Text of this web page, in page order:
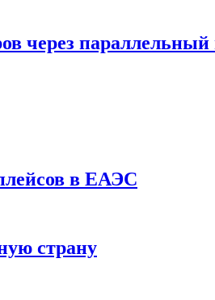
через
в ЕАЭС
страну